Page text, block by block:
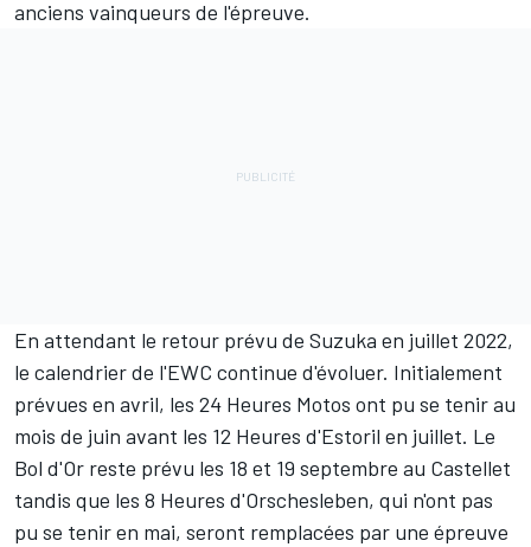
anciens vainqueurs de l'épreuve.
En attendant le retour prévu de Suzuka en juillet 2022,
le calendrier de l'EWC continue d'évoluer. Initialement
prévues en avril, les 24 Heures Motos ont pu se tenir au
mois de juin avant les 12 Heures d'Estoril en juillet. Le
Bol d'Or reste prévu les 18 et 19 septembre au Castellet
tandis que les 8 Heures d'Orschesleben, qui n'ont pas
pu se tenir en mai, seront remplacées par une épreuve